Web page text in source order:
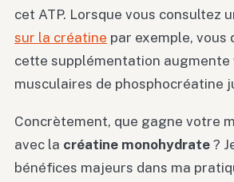
cet ATP. Lorsque vous consultez
sur la créatine par exemple, vous
cette supplémentation augmente
musculaires de phosphocréatine
Concrètement, que gagne votre
avec la créatine monohydrate ?
bénéfices majeurs dans ma